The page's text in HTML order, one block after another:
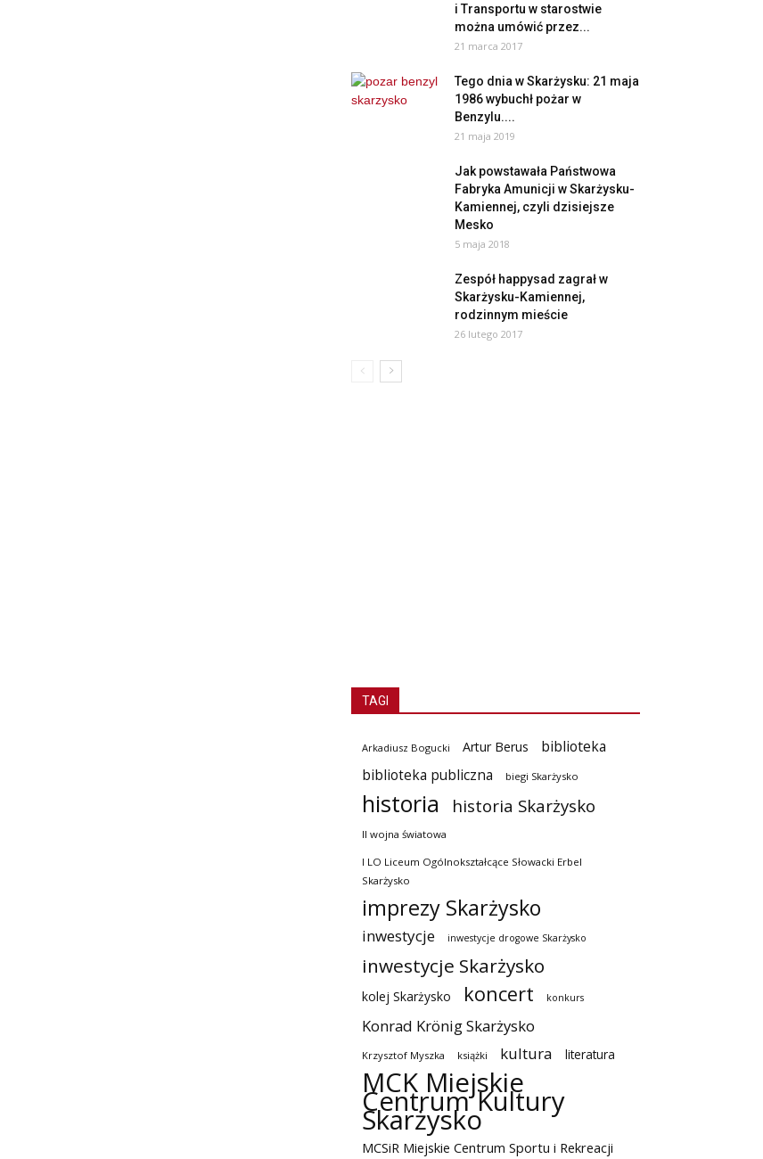
i Transportu w starostwie
można umówić przez...
21 marca 2017
Tego dnia w Skarżysku: 21 maja
1986 wybuchł pożar w
Benzylu....
21 maja 2019
Jak powstawała Państwowa
Fabryka Amunicji w Skarżysku-
Kamiennej, czyli dzisiejsze
Mesko
5 maja 2018
Zespół happysad zagrał w
Skarżysku-Kamiennej,
rodzinnym mieście
26 lutego 2017
TAGI
Arkadiusz Bogucki Artur Berus
biblioteka
biblioteka publiczna
biegi Skarżysko
historia historia Skarżysko
II wojna światowa
I LO Liceum Ogólnokształcące Słowacki Erbel
Skarżysko
imprezy Skarżysko
inwestycje inwestycje drogowe Skarżysko
inwestycje Skarżysko
kolej Skarżysko koncert konkurs
Konrad Krönig Skarżysko
Krzysztof Myszka książki kultura literatura
MCK Miejskie
Centrum Kultury
Skarżysko
MCSiR Miejskie Centrum Sportu i Rekreacji